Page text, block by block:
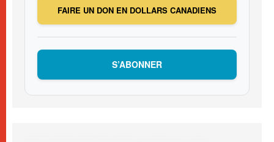
FAIRE UN DON EN DOLLARS CANADIENS
S’ABONNER